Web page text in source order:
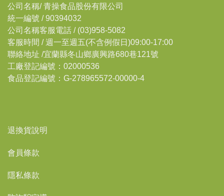
公司名稱/ 青操食品股份有限公司
統一編號 / 90394032
公司名稱客服電話 / (03)958-5082
客服時間 / 週一至週五(不含例假日)09:00-17:00
聯絡地址 /宜蘭縣冬山鄉廣興路680巷121號
工廠登記編號：02000536
食品登記編號：G-278965572-00000-4
退換貨說明
會員條款
隱私條款